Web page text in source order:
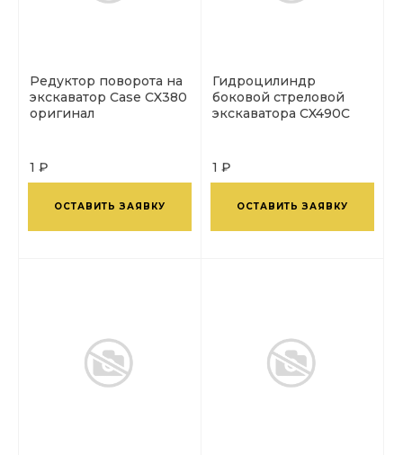
Редуктор поворота на
экскаватор Case CX380
оригинал
1 ₽
ОСТАВИТЬ ЗАЯВКУ
Гидроцилиндр
боковой стреловой
экскаватора CX490C
1 ₽
ОСТАВИТЬ ЗАЯВКУ